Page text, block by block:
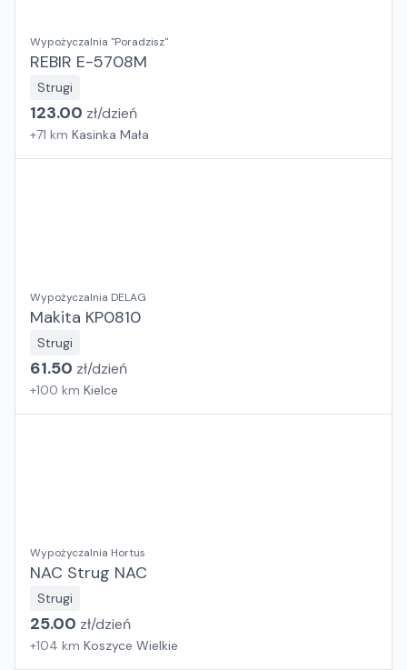
Wypożyczalnia "Poradzisz"
REBIR E-5708M
Strugi
123.00 zł/dzień
+71 km Kasinka Mała
Wypożyczalnia DELAG
Makita KP0810
Strugi
61.50 zł/dzień
+100 km Kielce
Wypożyczalnia Hortus
NAC Strug NAC
Strugi
25.00 zł/dzień
+104 km Koszyce Wielkie